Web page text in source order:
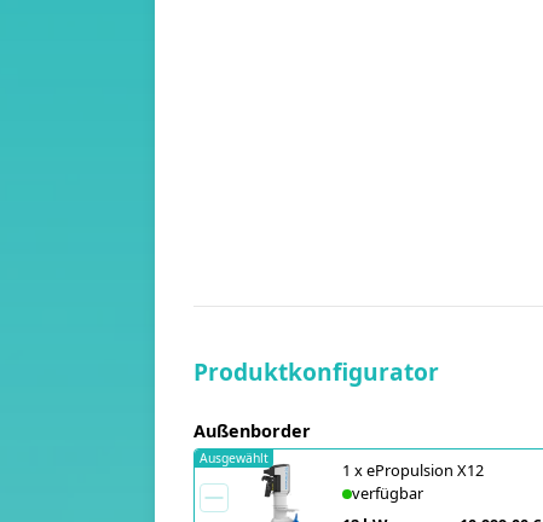
Produktkonfigurator
Außenborder
1 xePropulsion X12
verfügbar
Ausgewählt